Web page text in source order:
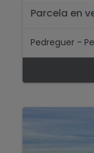
Parcela en